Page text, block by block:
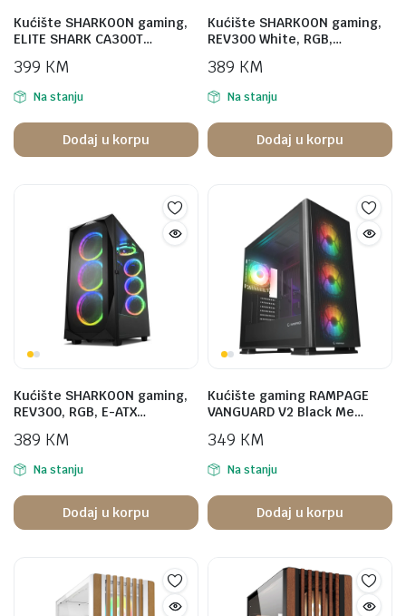
Kućište SHARKOON gaming,
ELITE SHARK CA300T…
399 KM
Na stanju
Dodaj u korpu
Kućište SHARKOON gaming,
REV300 White, RGB,…
389 KM
Na stanju
Dodaj u korpu
Kućište SHARKOON gaming,
REV300, RGB, E-ATX…
389 KM
Na stanju
Dodaj u korpu
Kućište gaming RAMPAGE
VANGUARD V2 Black Me…
349 KM
Na stanju
Dodaj u korpu